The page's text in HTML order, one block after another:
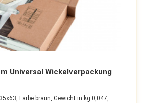
Universal Wickelverpackung
Farbe braun, Gewicht in kg 0,047,